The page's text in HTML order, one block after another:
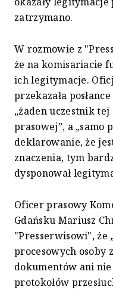
zatrzymano.
W rozmowie z
że na komisariacie
ich legitymacje.
przekazała
„żaden uczestnik
prasowej”, a „samo
deklarowanie, że
znaczenia, tym
dysponował
Oficer prasowy
Gdańsku Mariusz
"Presserwisowi", że
procesowych osoby
dokumentów ani
protokołów